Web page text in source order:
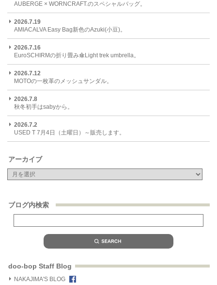
AUBERGE × WORNCRAFT.のスペシャルバッグ。
2026.7.19
AMIACALVA Easy Bag新色のAzuki(小豆)。
2026.7.16
EuroSCHIRMの折り畳み傘Light trek umbrella。
2026.7.12
MOTOの一枚革のメッシュサンダル。
2026.7.8
秋冬初手はsabyから。
2026.7.2
USED T 7月4日（土曜日）～販売します。
アーカイブ
ブログ内検索
doo-bop Staff Blog
NAKAJIMA'S BLOG